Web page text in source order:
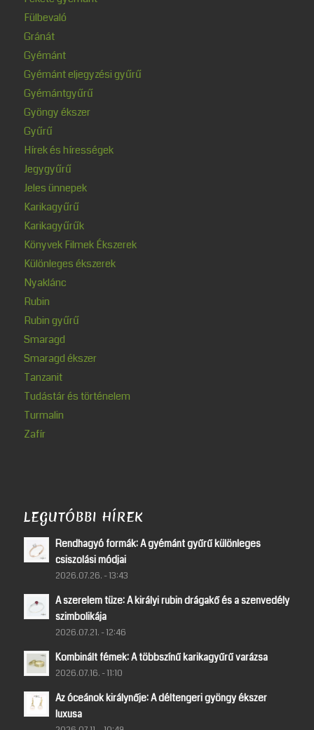
Fülbevaló
Gránát
Gyémánt
Gyémánt eljegyzési gyűrű
Gyémántgyűrű
Gyöngy ékszer
Gyűrű
Hírek és hírességek
Jegygyűrű
Jeles ünnepek
Karikagyűrű
Karikagyűrűk
Könyvek Filmek Ékszerek
Különleges ékszerek
Nyaklánc
Rubin
Rubin gyűrű
Smaragd
Smaragd ékszer
Tanzanit
Tudástár és történelem
Turmalin
Zafír
LEGUTÓBBI HÍREK
Rendhagyó formák: A gyémánt gyűrű különleges
csiszolási módjai
2026.07.26. - 13:43
A szerelem tüze: A királyi rubin drágakő és a szenvedély
szimbolikája
2026.07.21. - 12:46
Kombinált fémek: A többszínű karikagyűrű varázsa
2026.07.16. - 11:10
Az óceánok királynője: A déltengeri gyöngy ékszer
luxusa